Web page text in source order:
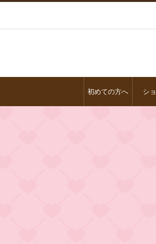
初めての方へ シ